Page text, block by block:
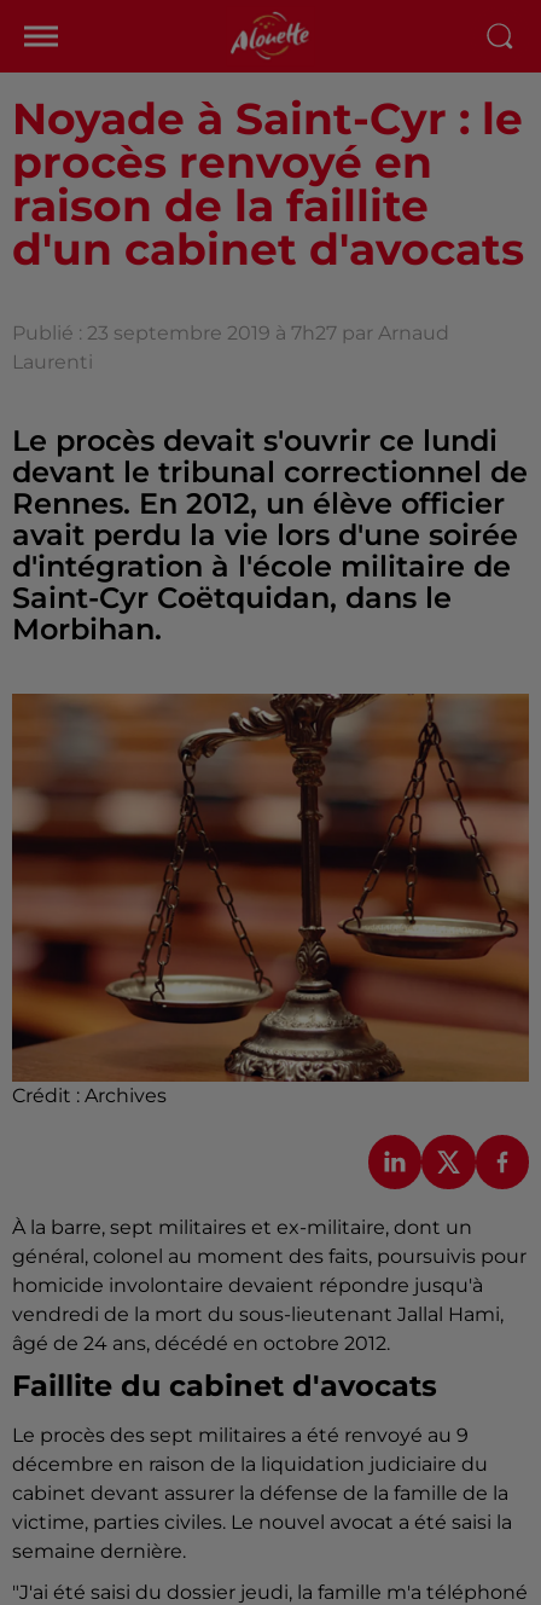
Noyade à Saint-Cyr : le
procès renvoyé en
raison de la faillite
d'un cabinet d'avocats
Publié : 23 septembre 2019 à 7h27 par Arnaud
Laurenti
Le procès devait s'ouvrir ce lundi
devant le tribunal correctionnel de
Rennes. En 2012, un élève officier
avait perdu la vie lors d'une soirée
d'intégration à l'école militaire de
Saint-Cyr Coëtquidan, dans le
Morbihan.
Crédit : Archives
À la barre, sept militaires et ex-militaire, dont un
général, colonel au moment des faits, poursuivis pour
homicide involontaire devaient répondre jusqu'à
vendredi de la mort du sous-lieutenant Jallal Hami,
âgé de 24 ans, décédé en octobre 2012.
Faillite du cabinet d'avocats
Le procès des sept militaires a été renvoyé au 9
décembre en raison de la liquidation judiciaire du
cabinet devant assurer la défense de la famille de la
victime, parties civiles. Le nouvel avocat a été saisi la
semaine dernière.
"J'ai été saisi du dossier jeudi, la famille m'a téléphoné